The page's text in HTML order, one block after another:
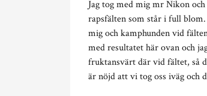
Jag tog med mig mr Nikon
rapsfälten som står i full
mig och kamphunden vid
med resultatet här ovan och
fruktansvärt där vid fältet, så
är nöjd att vi tog oss iväg och